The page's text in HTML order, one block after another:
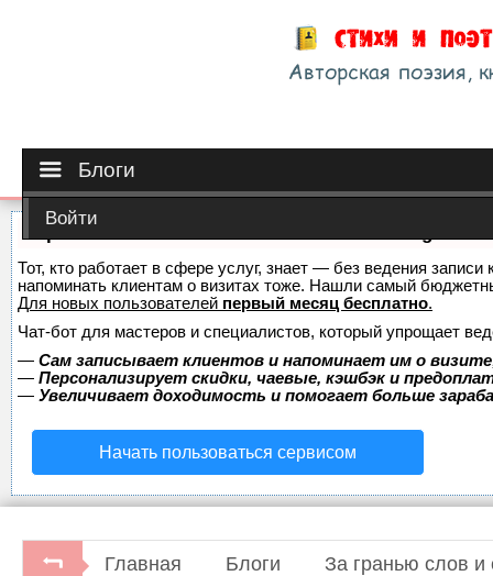
Блоги
Войти
Тот, кто работает в сфере услуг, знает — без ведения
напоминать клиентам о визитах тоже. Нашли самый
Для новых пользователей первый месяц бесплатно.
Чат-бот для мастеров и специалистов, который упрощает
— Сам записывает клиентов и напоминает им о
— Персонализирует скидки, чаевые, кэшбэк и
— Увеличивает доходимость и помогает больше
Начать пользоваться сервисом
Главная Блоги За гранью слов и